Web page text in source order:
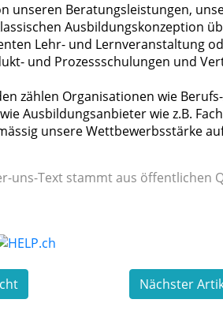
unseren Beratungsleistungen,
Ausbildungskonzeption
Lehr- und Lernveranstaltung
und Prozessschulungen und
zählen Organisationen wie
Ausbildungsanbieter wie z.B.
unsere Wettbewerbsstärke
uns-Text stammt aus öffentlichen
Nächster